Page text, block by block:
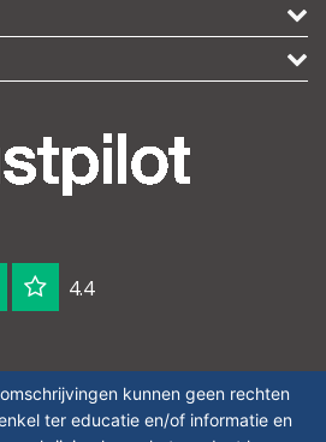
4.4
kunnen geen rechten
ter educatie en/of informatie en